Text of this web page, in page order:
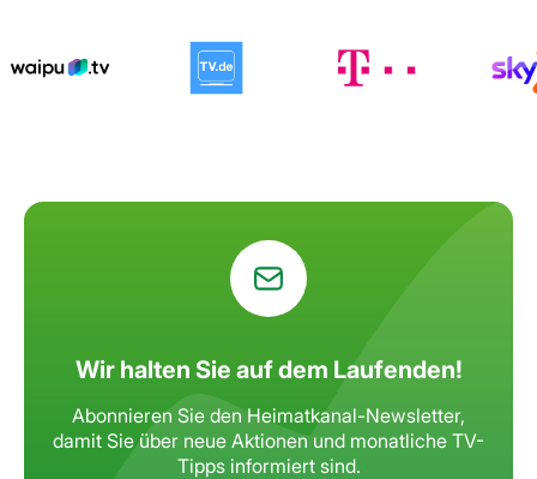
Wir halten Sie auf dem Laufenden!
Abonnieren Sie den Heimatkanal-Newsletter,
damit Sie über neue Aktionen und monatliche TV-
Tipps informiert sind.